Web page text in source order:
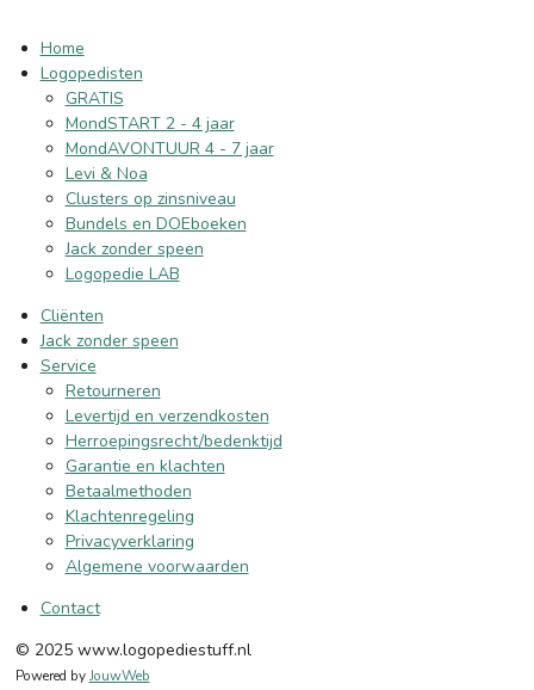
Home
Logopedisten
GRATIS
MondSTART 2 - 4 jaar
MondAVONTUUR 4 - 7 jaar
Levi & Noa
Clusters op zinsniveau
Bundels en DOEboeken
Jack zonder speen
Logopedie LAB
Cliënten
Jack zonder speen
Service
Retourneren
Levertijd en verzendkosten
Herroepingsrecht/bedenktijd
Garantie en klachten
Betaalmethoden
Klachtenregeling
Privacyverklaring
Algemene voorwaarden
Contact
© 2025 www.logopediestuff.nl
Powered byJouwWeb